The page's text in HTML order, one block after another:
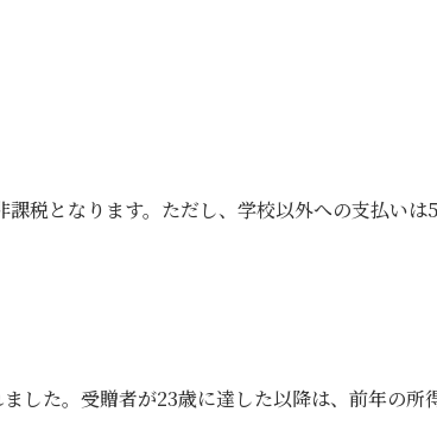
税となります。ただし、学校以外への支払いは
した。受贈者が23歳に達した以降は、前年の所